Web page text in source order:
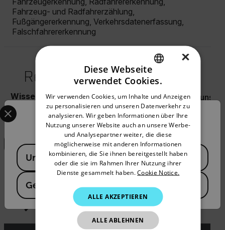
Fahrzeug- und Radfahrerzählung,
Fußgängererkennung, Verkehrsdatenerfassung,
Falschfahrererkennung
Ressourcen und Support
Wissensdatenbank Dokumente Kontakt zu
Suchen
ARTIKEL
FLIR Innovate and Inspire: ein neues FLIR
Magazin
SO FUNKTIONIERT ES
Confirm Location
Select your preferred country and language from the
Available Locations
United States
Germany
ENGLISH
GERMAN
FRENCH
SPANISH
PORTUGUESE
ITALIAN
KOREAN
JAPANESE
CHINESE
×
Diese Webseite
verwendet Cookies.
Wir verwenden Cookies, um Inhalte und Anzeigen
zu personalisieren und unseren Datenverkehr zu
analysieren. Wir geben Informationen über Ihre
Nutzung unserer Website auch an unsere Werbe-
und Analysepartner weiter, die diese
möglicherweise mit anderen Informationen
kombinieren, die Sie ihnen bereitgestellt haben
oder die sie im Rahmen Ihrer Nutzung ihrer
Dienste gesammelt haben. Cookie Notice.
ALLE AKZEPTIEREN
ALLE ABLEHNEN